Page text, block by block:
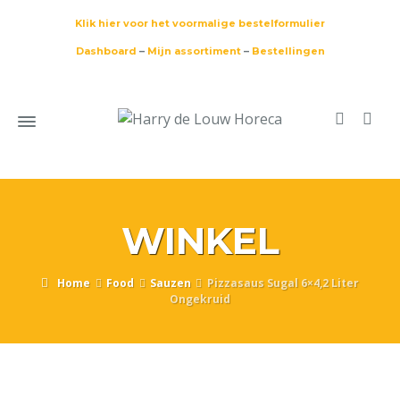
Klik hier voor het voormalige bestelformulier
Dashboard – Mijn assortiment– Bestellingen
WINKEL
Home Food Sauzen
Pizzasaus Sugal 6×4,2 Liter
Ongekruid